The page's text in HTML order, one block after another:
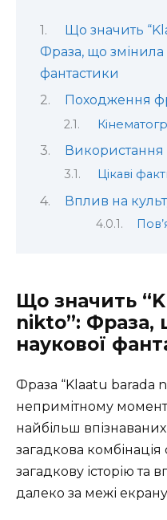
Що значить
Фраза, що змінила
фантастики
Походження
Використання
Цікаві
Вплив на
Що значить
nikto”: Фраза,
наукової
Фраза “Klaatu barada
непримітному
найбільш
загадкова
загадкову історію
далеко за межі